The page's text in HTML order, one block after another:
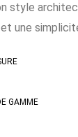
style
une
GAMME